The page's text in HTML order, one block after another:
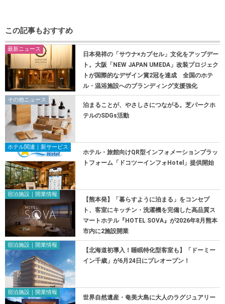
この記事もおすすめ
最新ニュース
日本発祥の「サウナ×カプセル」文化をアップデー
ト。大阪「NEW JAPAN UMEDA」改装プロジェク
トが国際的なデザイン賞2冠を達成 全国のホテ
ル・温浴施設へのブランディング支援強化
その他ニュース
泊まることが、やさしさにつながる。芝パークホ
テルのSDGs活動
ホテル関連｜新サービス
ホテル・旅館向けQR型インフォメーションプラッ
トフォーム「ドコツーインフォHotel」提供開始
宿泊施設｜開業情報
【熊本発】「暮らすように泊まる」をコンセプ
ト、客室にキッチン・洗濯機を完備した高品質ス
マートホテル『HOTEL SOVA』が2026年8月熊本
市内に2施設開業
宿泊施設｜開業情報
【北海道初導入！睡眠特化型客室も】「ドーミー
イン千歳」が6月24日にプレオープン！
宿泊施設｜開業情報
世界自然遺産・奄美大島に大人のラグジュアリー